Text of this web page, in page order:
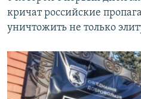
кричат российские
уничтожить не только